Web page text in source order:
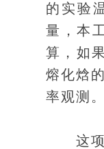
的实验
量，本
算，如
熔化焓
率观测
这项